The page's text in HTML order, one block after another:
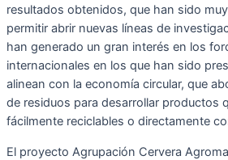
resultados obtenidos, que han sido
permitir abrir nuevas líneas de
han generado un gran interés en los
internacionales en los que han sido
alinean con la economía circular, que
de residuos para desarrollar productos
fácilmente reciclables o directamente
El proyecto Agrupación Cervera